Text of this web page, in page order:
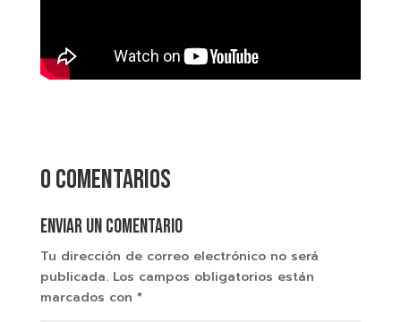
0 comentarios
Enviar un comentario
Tu dirección de correo electrónico no será
publicada. Los campos obligatorios están
marcados con *